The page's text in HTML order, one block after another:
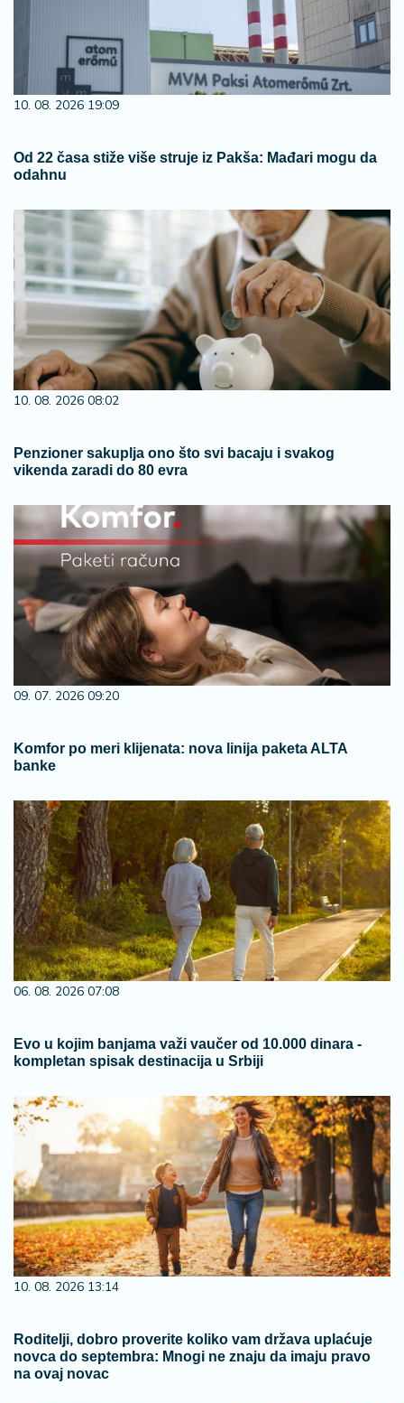
10. 08. 2026 19:09
Od 22 časa stiže više struje iz Pakša: Mađari mogu da
odahnu
10. 08. 2026 08:02
Penzioner sakuplja ono što svi bacaju i svakog
vikenda zaradi do 80 evra
09. 07. 2026 09:20
Komfor po meri klijenata: nova linija paketa ALTA
banke
06. 08. 2026 07:08
Evo u kojim banjama važi vaučer od 10.000 dinara -
kompletan spisak destinacija u Srbiji
10. 08. 2026 13:14
Roditelji, dobro proverite koliko vam država uplaćuje
novca do septembra: Mnogi ne znaju da imaju pravo
na ovaj novac